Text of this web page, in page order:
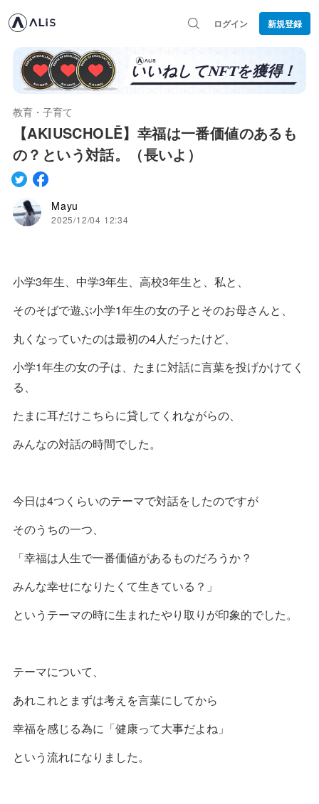
ログイン 新規登録
教育・子育て
【AKIUSCHOLĒ】幸福は一番価値のあるも
の？という対話。（長いよ）
Mayu
2025/12/04 12:34
小学3年生、中学3年生、高校3年生と、私と、
そのそばで遊ぶ小学1年生の女の子とそのお母さんと、
丸くなっていたのは最初の4人だったけど、
小学1年生の女の子は、たまに対話に言葉を投げかけてく
る、
たまに耳だけこちらに貸してくれながらの、
みんなの対話の時間でした。
今日は4つくらいのテーマで対話をしたのですが
そのうちの一つ、
「幸福は人生で一番価値があるものだろうか？
みんな幸せになりたくて生きている？」
というテーマの時に生まれたやり取りが印象的でした。
テーマについて、
あれこれとまずは考えを言葉にしてから
幸福を感じる為に「健康って大事だよね」
という流れになりました。